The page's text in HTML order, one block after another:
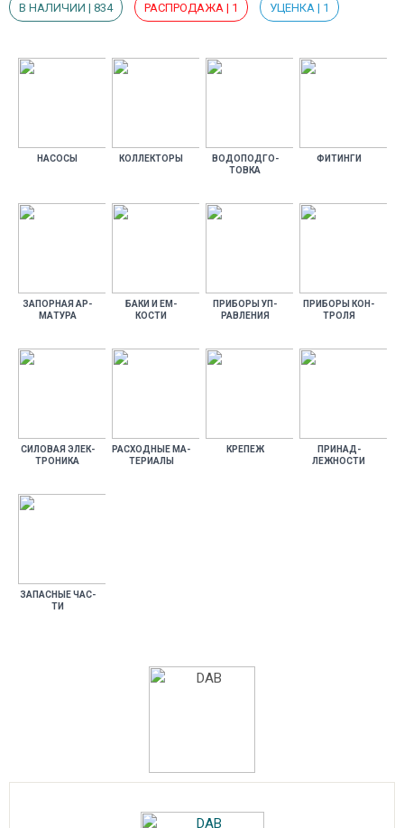
В НАЛИЧИИ | 834 РАСПРОДАЖА | 1 УЦЕНКА | 1
НА­СОСЫ КОЛ­ЛЕКТО­РЫ
ВО­ДОПОД­ГО­
ТОВ­КА
ФИ­ТИН­ГИ
ЗА­ПОР­НАЯ АР­
МА­ТУРА
БА­КИ И ЕМ­
КОСТИ
ПРИ­БОРЫ УП­
РАВЛЕ­НИЯ
ПРИ­БОРЫ КОН­
ТРО­ЛЯ
СИ­ЛОВАЯ ЭЛЕК­
ТРО­НИКА
РАС­ХОДНЫЕ МА­
ТЕРИ­АЛЫ
КРЕ­ПЕЖ
ПРИ­НАД­
ЛЕЖНОС­ТИ
ЗА­ПАС­НЫЕ ЧАС­
ТИ